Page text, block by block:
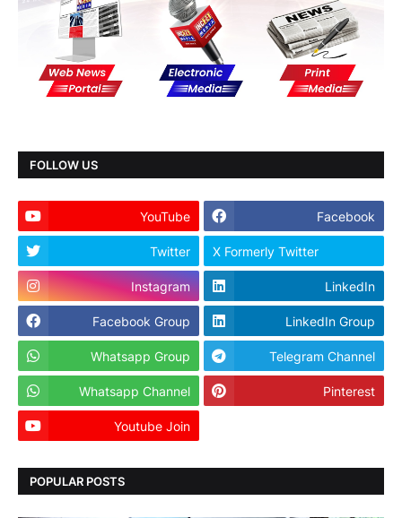
FOLLOW US
YouTube Facebook
Twitter X Formerly Twitter
Instagram LinkedIn
Facebook Group LinkedIn Group
Whatsapp Group Telegram Channel
Whatsapp Channel Pinterest
Youtube Join
POPULAR POSTS